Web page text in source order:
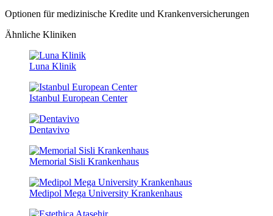
Optionen für medizinische Kredite und Krankenversicherungen
Ähnliche Kliniken
Luna Klinik
Istanbul European Center
Dentavivo
Memorial Sisli Krankenhaus
Medipol Mega University Krankenhaus